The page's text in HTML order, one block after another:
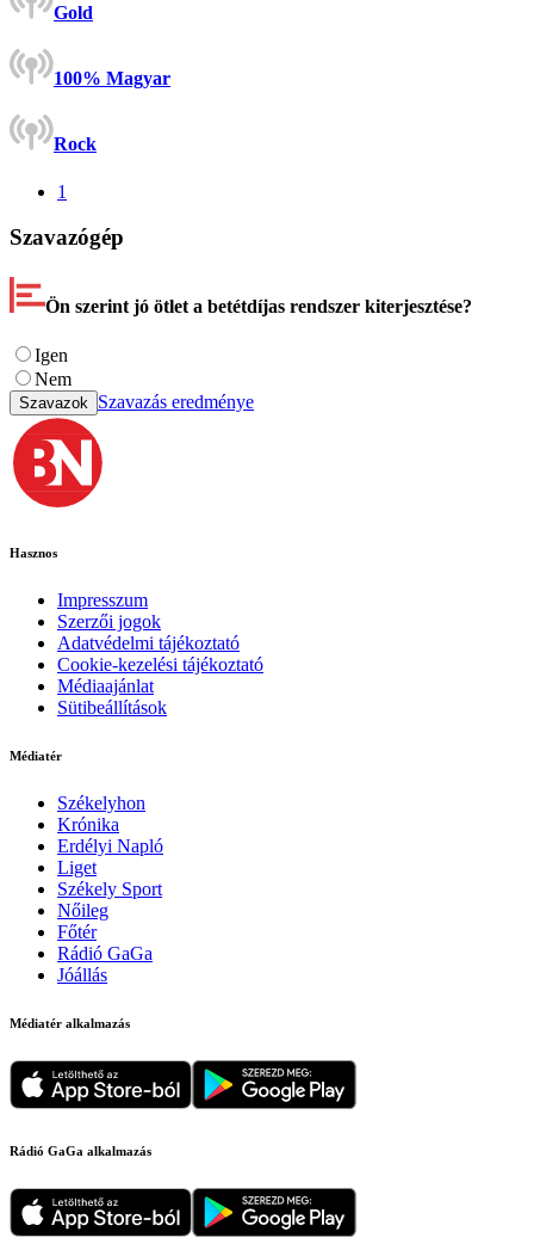
Gold
100% Magyar
Rock
1
Szavazógép
Ön szerint jó ötlet a betétdíjas rendszer kiterjesztése?
Igen
Nem
Szavazok Szavazás eredménye
Hasznos
Impresszum
Szerzői jogok
Adatvédelmi tájékoztató
Cookie-kezelési tájékoztató
Médiaajánlat
Sütibeállítások
Médiatér
Székelyhon
Krónika
Erdélyi Napló
Liget
Székely Sport
Nőileg
Főtér
Rádió GaGa
Jóállás
Médiatér alkalmazás
Rádió GaGa alkalmazás